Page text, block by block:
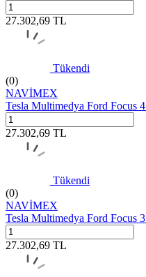
27.302,69 TL
Tükendi
(0)
NAVİMEX
Tesla Multimedya Ford Focus
27.302,69 TL
Tükendi
(0)
NAVİMEX
Tesla Multimedya Ford Focus
27.302,69 TL